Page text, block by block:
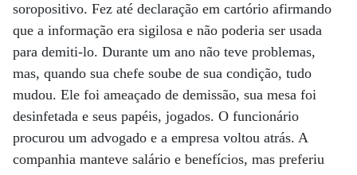
soropositivo. Fez até declaração em cartório afirmando
que a informação era sigilosa e não poderia ser usada
para demiti-lo. Durante um ano não teve problemas,
mas, quando sua chefe soube de sua condição, tudo
mudou. Ele foi ameaçado de demissão, sua mesa foi
desinfetada e seus papéis, jogados. O funcionário
procurou um advogado e a empresa voltou atrás. A
companhia manteve salário e benefícios, mas preferiu